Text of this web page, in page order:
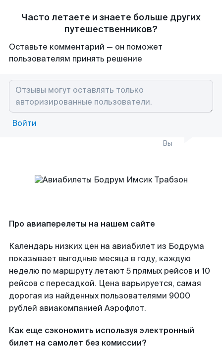
Часто летаете и знаете больше других
путешественников?
Оставьте комментарий — он поможет
пользователям принять решение
Войти
Вы
Про авиаперелеты на нашем сайте
Календарь низких цен на авиабилет из Бодрума
показывает выгодные месяца в году, каждую
неделю по маршруту летают 5 прямых рейсов и 10
рейсов с пересадкой. Цена варьируется, самая
дорогая из найденных пользователями 9000
рублей авиакомпанией Аэрофлот.
Как еще сэкономить используя электронный
билет на самолет без комиссии?